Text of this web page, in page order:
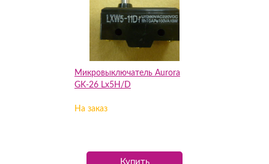
Микровыключатель Aurora
GK-26 Lx5H/D
На заказ
Купить